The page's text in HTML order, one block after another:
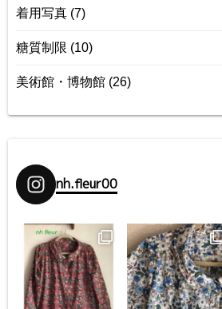
着用写真 (7)
糖質制限 (10)
美術館・博物館 (26)
nh.fleur00